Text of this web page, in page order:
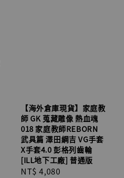
【海外倉庫現貨】家庭教
師 GK 蒐藏雕像 熱血魂
018 家庭教師REBORN
武具篇 澤田綱吉 VG手套
X手套4.0 彭格列齒輪
[ILL地下工廠] 普通版
Regular
NT$ 4,080